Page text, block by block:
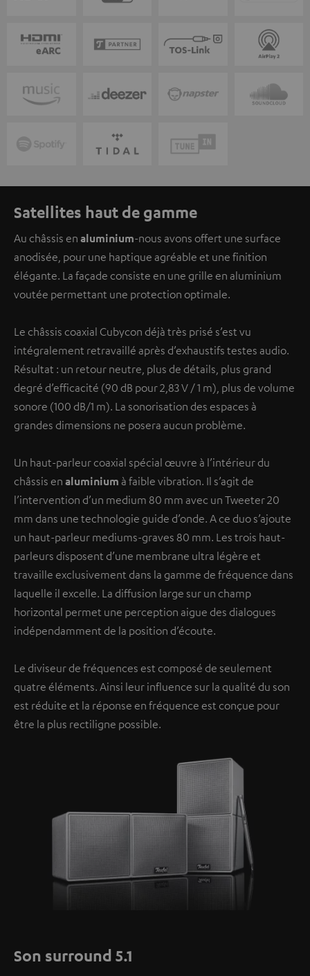
Satellites haut de gamme
Au châssis en aluminium-nous avons offert une surface
anodisée, pour une haptique agréable et une finition
élégante. La façade consiste en une grille en aluminium
voutée permettant une protection optimale.
Le châssis coaxial Cubycon déjà très prisé s’est vu
intégralement retravaillé après d’exhaustifs testes audio.
Résultat : un retour neutre, plus de détails, plus grand
degré d’efficacité (90 dB pour 2,83 V / 1 m), plus de volume
sonore (100 dB/1 m). La sonorisation des espaces à
grandes dimensions ne posera aucun problème.
Un haut-parleur coaxial spécial œuvre à l’intérieur du
châssis en aluminium à faible vibration. Il s’agit de
l’intervention d’un medium 80 mm avec un Tweeter 20
mm dans une technologie guide d’onde. A ce duo s’ajoute
un haut-parleur mediums-graves 80 mm. Les trois haut-
parleurs disposent d’une membrane ultra légère et
travaille exclusivement dans la gamme de fréquence dans
laquelle il excelle. La diffusion large sur un champ
horizontal permet une perception aigue des dialogues
indépendamment de la position d’écoute.
Le diviseur de fréquences est composé de seulement
quatre éléments. Ainsi leur influence sur la qualité du son
est réduite et la réponse en fréquence est conçue pour
être la plus rectiligne possible.
Son surround 5.1